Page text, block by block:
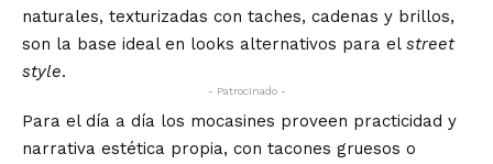
naturales, texturizadas con taches, cadenas y brillos,
son la base ideal en looks alternativos para el street
style.
- Patrocinado -
Para el día a día los mocasines proveen practicidad y
narrativa estética propia, con tacones gruesos o